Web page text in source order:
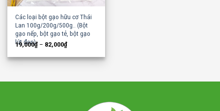
Các loại bột gạo hữu cơ Thái
Lan 100g/200g/500g.. (Bột
gạo nếp, bột gạo tẻ, bột gạo
lứt đen)
19,000₫ – 82,000₫